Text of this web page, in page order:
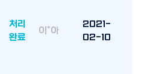
처리
완료
이*아
2021-
02-10